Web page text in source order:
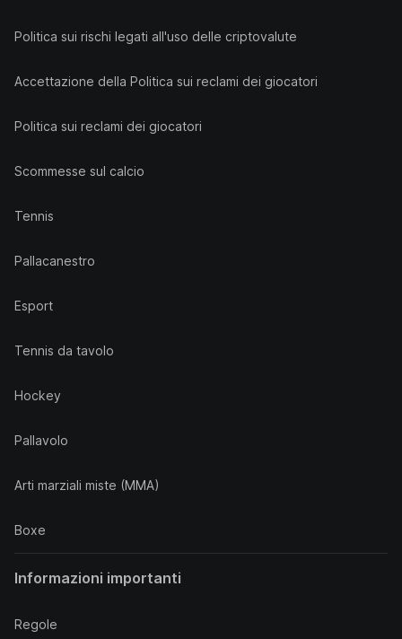
Politica sui rischi legati all'uso delle criptovalute
Accettazione della Politica sui reclami dei giocatori
Politica sui reclami dei giocatori
Scommesse sul calcio
Tennis
Pallacanestro
Esport
Tennis da tavolo
Hockey
Pallavolo
Arti marziali miste (MMA)
Boxe
Informazioni importanti
Regole